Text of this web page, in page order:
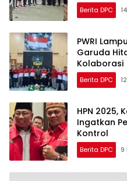
Berita DPC
PWRI
Garuda
Kolaborasi
Berita DPC
HPN 2025,
Ingatkan
Kontrol
Berita DPC 9